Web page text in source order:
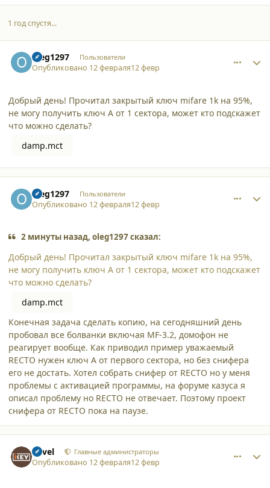
1 год спустя...
oleg1297 Пользователи
Опубликовано 12 февраля12 февр
Добрый день! Прочитал закрытый ключ mifare 1k на 95%,
не могу получить ключ A от 1 сектора, может кто подскажет
что можно сделать?
damp.mct
oleg1297 Пользователи
Опубликовано 12 февраля12 февр
2 минуты назад, oleg1297 сказал:
Добрый день! Прочитал закрытый ключ mifare 1k на 95%,
не могу получить ключ A от 1 сектора, может кто подскажет
что можно сделать?
damp.mct
Конечная задача сделать копию, на сегодняшний день
пробовал все болванки включая MF-3.2, домофон не
реагирует вообще. Как приводил пример уважаемый
RECTO нужен ключ A от первого сектора, но без снифера
его не достать. Хотел собрать снифер от RECTO но у меня
проблемы с активацией программы, на форуме казуса я
описал проблему но RECTO не отвечает. Поэтому проект
снифера от RECTO пока на паузе.
Pavel Главные администраторы
Опубликовано 12 февраля12 февр